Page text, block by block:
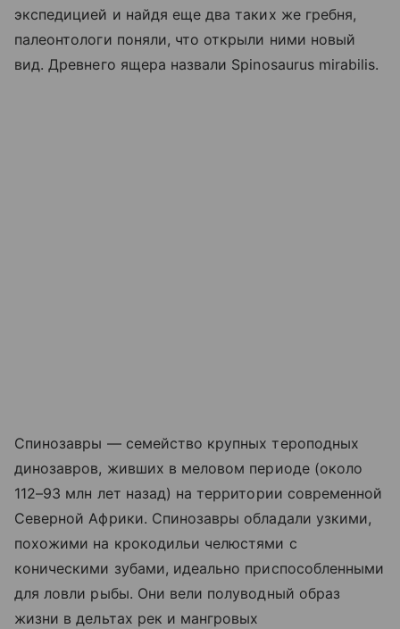
экспедицией и найдя еще два таких же гребня,
палеонтологи поняли, что открыли ними новый
вид. Древнего ящера назвали Spinosaurus mirabilis.
Спинозавры — семейство крупных тероподных
динозавров, живших в меловом периоде (около
112–93 млн лет назад) на территории современной
Северной Африки. Спинозавры обладали узкими,
похожими на крокодильи челюстями с
коническими зубами, идеально приспособленными
для ловли рыбы. Они вели полуводный образ
жизни в дельтах рек и мангровых